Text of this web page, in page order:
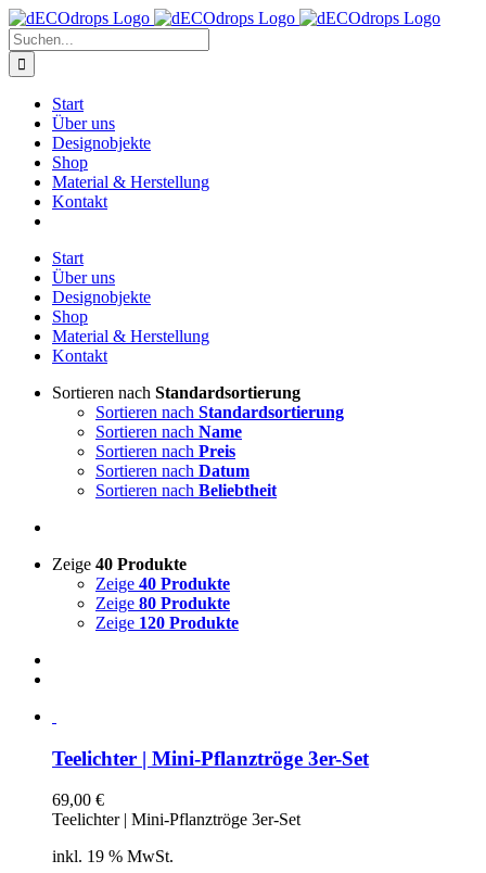
Zum
Inhalt
springen
Suche
nach:
Start
Über uns
Designobjekte
Shop
Material & Herstellung
Kontakt
Start
Über uns
Designobjekte
Shop
Material & Herstellung
Kontakt
Sortieren nach Standardsortierung
Sortieren nach Standardsortierung
Sortieren nach Name
Sortieren nach Preis
Sortieren nach Datum
Sortieren nach Beliebtheit
Zeige 40 Produkte
Zeige 40 Produkte
Zeige 80 Produkte
Zeige 120 Produkte
Teelichter | Mini-Pflanztröge 3er-Set
69,00 €
Teelichter | Mini-Pflanztröge 3er-Set
inkl. 19 % MwSt.